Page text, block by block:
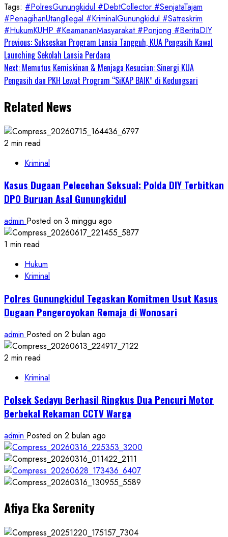
Tags: #PolresGunungkidul #DebtCollector #SenjataTajam
#PenagihanUtangIlegal #KriminalGunungkidul #Satreskrim
#HukumKUHP #KeamananMasyarakat #Ponjong #BeritaDIY
Continue
Reading
Previous: Sukseskan Program Lansia Tangguh, KUA Pengasih Kawal
Launching Sekolah Lansia Perdana
Next: Memutus Kemiskinan & Menjaga Kesucian: Sinergi KUA
Pengasih dan PKH Lewat Program “SiKAP BAIK” di Kedungsari
Related News
2 min read
Kriminal
Kasus Dugaan Pelecehan Seksual: Polda DIY Terbitkan
DPO Buruan Asal Gunungkidul
admin Posted on 3 minggu ago
1 min read
Hukum
Kriminal
Polres Gunungkidul Tegaskan Komitmen Usut Kasus
Dugaan Pengeroyokan Remaja di Wonosari
admin Posted on 2 bulan ago
2 min read
Kriminal
Polsek Sedayu Berhasil Ringkus Dua Pencuri Motor
Berbekal Rekaman CCTV Warga
admin Posted on 2 bulan ago
Afiya Eka Serenity